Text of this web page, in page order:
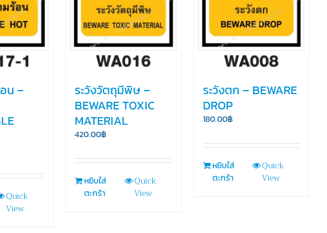
น –
Quick
View
ระวังวัตถุมีพิษ –
BEWARE TOXIC
MATERIAL
420.00฿
หยิบใส่
ตะกร้า
Quick
View
ระวังตก – BEWARE
DROP
180.00฿
หยิบใส่
ตะกร้า
Quick
View